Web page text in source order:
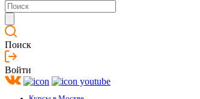
Поиск
Войти